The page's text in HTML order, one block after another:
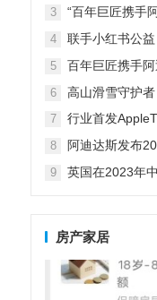
3
“百年巨匠携手
4
联手小红书公
5
百年巨匠携手
6 高山滑雪守护
7
行业首发
8
阿迪达斯发布
9
英国在2023年
房产家居